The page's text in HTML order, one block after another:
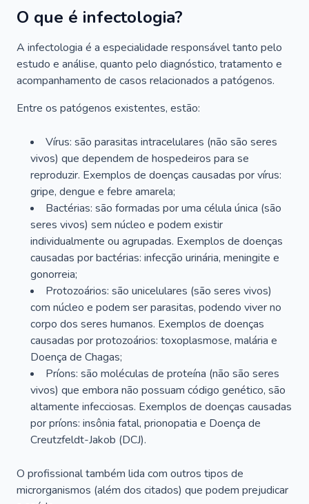
O que é infectologia?
A infectologia é a especialidade responsável tanto pelo
estudo e análise, quanto pelo diagnóstico, tratamento e
acompanhamento de casos relacionados a patógenos.
Entre os patógenos existentes, estão:
Vírus: são parasitas intracelulares (não são seres
vivos) que dependem de hospedeiros para se
reproduzir. Exemplos de doenças causadas por vírus:
gripe, dengue e febre amarela;
Bactérias: são formadas por uma célula única (são
seres vivos) sem núcleo e podem existir
individualmente ou agrupadas. Exemplos de doenças
causadas por bactérias: infecção urinária, meningite e
gonorreia;
Protozoários: são unicelulares (são seres vivos)
com núcleo e podem ser parasitas, podendo viver no
corpo dos seres humanos. Exemplos de doenças
causadas por protozoários: toxoplasmose, malária e
Doença de Chagas;
Príons: são moléculas de proteína (não são seres
vivos) que embora não possuam código genético, são
altamente infecciosas. Exemplos de doenças causadas
por príons: insônia fatal, prionopatia e Doença de
Creutzfeldt-Jakob (DCJ).
O profissional também lida com outros tipos de
microrganismos (além dos citados) que podem prejudicar